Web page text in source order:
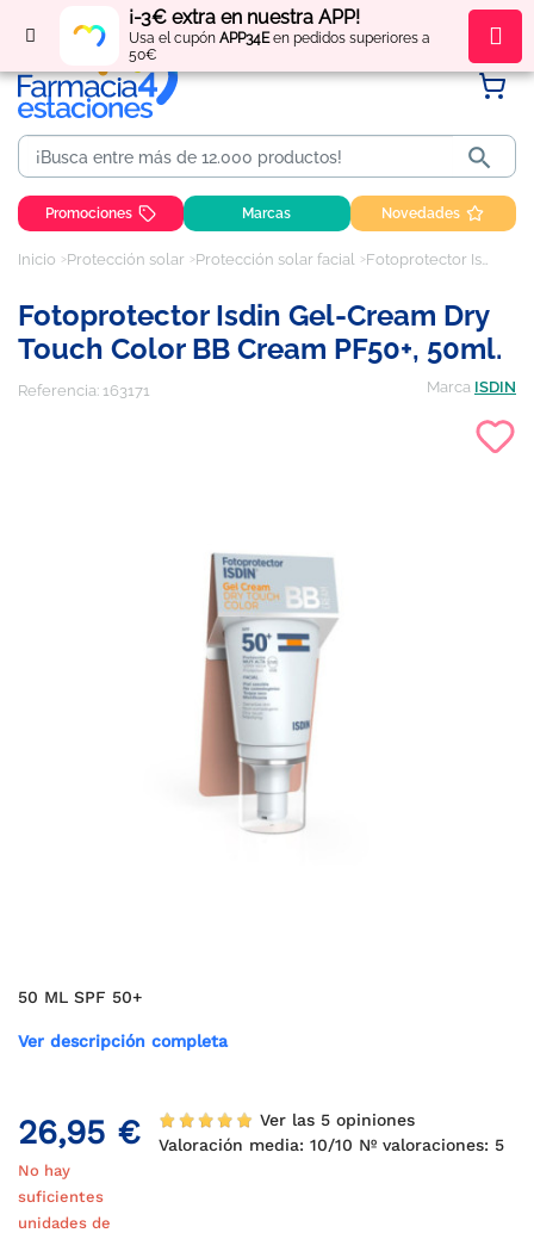
¡-3€ extra en nuestra APP!
Usa el cupón APP34Een pedidos superiores a
50€
Regístratey obténpuntos por tus compras

Promociones Marcas Novedades
Inicio Protección solar Protección solar facial Fotoprotector Isdin Gel-cream Dry touch Color BB Cream PF50+, 50ml.
Fotoprotector Isdin Gel-Cream Dry
Touch Color BB Cream PF50+, 50ml.
Referencia: 163171 Marca ISDIN
50 ML SPF 50+
Ver descripción completa
26,95 €
Ver las 5 opiniones
Valoración media: 10/10 Nº valoraciones: 5
No hay
suficientes
unidades de